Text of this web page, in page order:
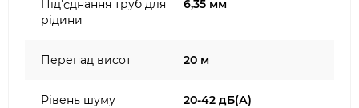
Під'єднання труб для
рідини
6,35 мм
Перепад висот 20 м
Рівень шуму
20-42 дБ(А)